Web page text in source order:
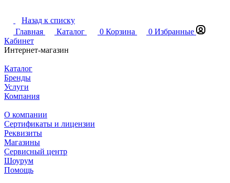
Назад к списку
Главная
Каталог 0 Корзина 0 Избранные
Кабинет
Интернет-магазин
Каталог
Бренды
Услуги
Компания
О компании
Сертификаты и лицензии
Реквизиты
Магазины
Сервисный центр
Шоурум
Помощь